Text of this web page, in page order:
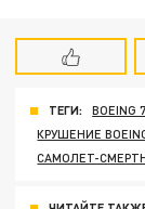
ТЕГИ: BOEING
КРУШЕНИЕ
САМОЛЕТ-